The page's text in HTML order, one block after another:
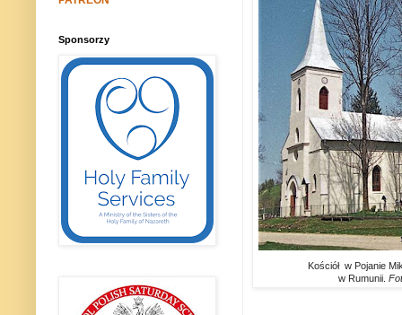
Kościół w Pojanie
w Rumunii.
Sponsorzy